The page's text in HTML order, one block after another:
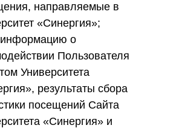
направляемые в
«Синергия»;
о
Пользователя
Университета
результаты сбора
посещений Сайта
«Синергия» и